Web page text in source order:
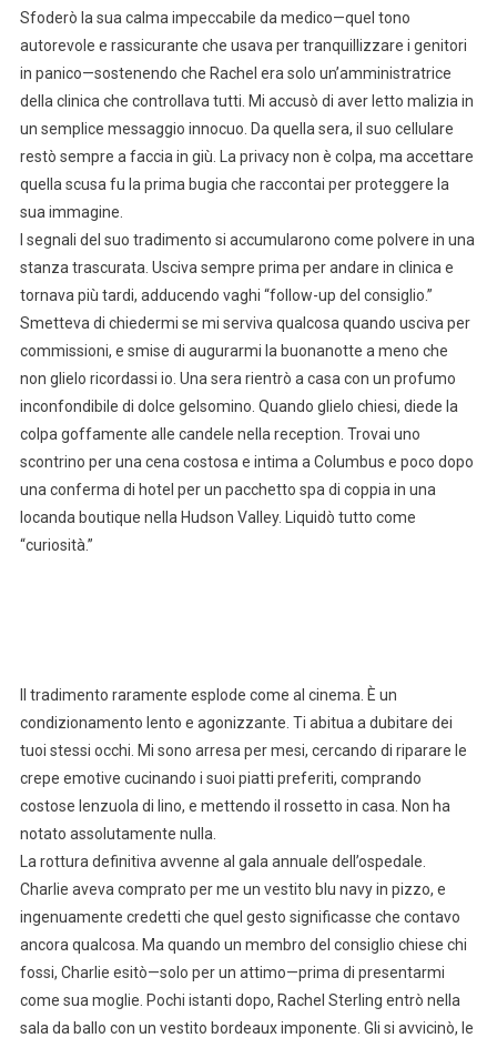
Sfoderò la sua calma impeccabile da medico—quel tono
autorevole e rassicurante che usava per tranquillizzare i genitori
in panico—sostenendo che Rachel era solo un’amministratrice
della clinica che controllava tutti. Mi accusò di aver letto malizia in
un semplice messaggio innocuo. Da quella sera, il suo cellulare
restò sempre a faccia in giù. La privacy non è colpa, ma accettare
quella scusa fu la prima bugia che raccontai per proteggere la
sua immagine.
I segnali del suo tradimento si accumularono come polvere in una
stanza trascurata. Usciva sempre prima per andare in clinica e
tornava più tardi, adducendo vaghi “follow-up del consiglio.”
Smetteva di chiedermi se mi serviva qualcosa quando usciva per
commissioni, e smise di augurarmi la buonanotte a meno che
non glielo ricordassi io. Una sera rientrò a casa con un profumo
inconfondibile di dolce gelsomino. Quando glielo chiesi, diede la
colpa goffamente alle candele nella reception. Trovai uno
scontrino per una cena costosa e intima a Columbus e poco dopo
una conferma di hotel per un pacchetto spa di coppia in una
locanda boutique nella Hudson Valley. Liquidò tutto come
“curiosità.”
Il tradimento raramente esplode come al cinema. È un
condizionamento lento e agonizzante. Ti abitua a dubitare dei
tuoi stessi occhi. Mi sono arresa per mesi, cercando di riparare le
crepe emotive cucinando i suoi piatti preferiti, comprando
costose lenzuola di lino, e mettendo il rossetto in casa. Non ha
notato assolutamente nulla.
La rottura definitiva avvenne al gala annuale dell’ospedale.
Charlie aveva comprato per me un vestito blu navy in pizzo, e
ingenuamente credetti che quel gesto significasse che contavo
ancora qualcosa. Ma quando un membro del consiglio chiese chi
fossi, Charlie esitò—solo per un attimo—prima di presentarmi
come sua moglie. Pochi istanti dopo, Rachel Sterling entrò nella
sala da ballo con un vestito bordeaux imponente. Gli si avvicinò, le